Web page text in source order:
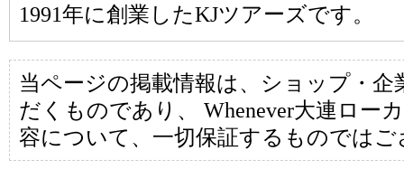
1991年に創業したKJツアーズです。
当ページの掲載情報は、ショップ・
だくものであり、 Whenever大連ロー
容について、一切保証するものでは